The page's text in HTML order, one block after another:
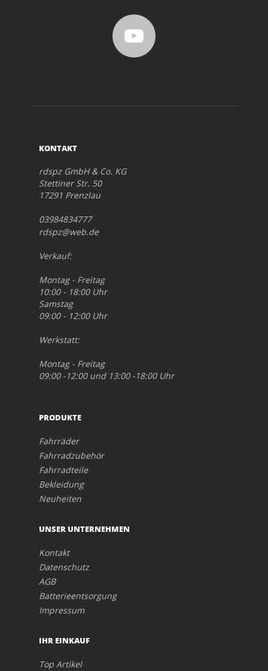
KONTAKT
rdspz GmbH & Co. KG
Stettiner Str. 50
17291 Prenzlau
03984834777
rdspz@web.de
Verkauf:
Montag - Freitag
10:00 - 18:00 Uhr
Samstag
09:00 - 12:00 Uhr
Werkstatt:
Montag - Freitag
09:00 -12:00 und 13:00 -18:00 Uhr
PRODUKTE
Fahrräder
Fahrradzubehör
Fahrradteile
Bekleidung
Neuheiten
UNSER UNTERNEHMEN
Kontakt
Datenschutz
AGB
Batterieentsorgung
Impressum
IHR EINKAUF
Top Artikel